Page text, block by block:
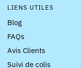
LIENS UTILES
Blog
FAQs
Avis Clients
Suivi de colis